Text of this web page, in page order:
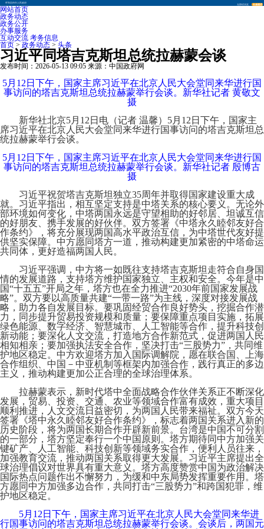
呼和浩特市人民政府
无障碍浏览 长者模式
网站首页
政务动态
政务公开
办事服务
互动交流 考务信息
首页 > 政务动态 > 头条
习近平同塔吉克斯坦总统拉赫蒙会谈
发布时间：2026-05-13 09:05 来源：中国政府网
5月12日下午，国家主席习近平在北京人民大会堂同来华进行国
事访问的塔吉克斯坦总统拉赫蒙举行会谈。新华社记者 黄敬文
摄
新华社北京5月12日电（记者 温馨）5月12日下午，国家主
席习近平在北京人民大会堂同来华进行国事访问的塔吉克斯坦总
统拉赫蒙举行会谈。
5月12日下午，国家主席习近平在北京人民大会堂同来华进行国
事访问的塔吉克斯坦总统拉赫蒙举行会谈。新华社记者 殷博古
摄
习近平祝贺塔吉克斯坦独立35周年并取得国家建设重大成
就。习近平指出，相互坚定支持是中塔关系的核心要义。无论外
部环境如何变化，中塔两国永远是守望相助的好邻居、坦诚互信
的好朋友、携手发展的好伙伴。双方签署《中塔永久睦邻友好合
作条约》，将充分展现两国高水平政治互信，为中塔世代友好提
供坚实保障。中方愿同塔方一道，推动构建更加紧密的中塔命运
共同体，更好造福两国人民。
习近平强调，中方将一如既往支持塔吉克斯坦走符合自身国
情的发展道路，支持塔方维护国家独立、主权和安全。今年是中
国“十五五”开局之年，塔方也在全力推进“2030年前国家发展战
略”。双方要以高质量共建“一带一路”为主线，深度对接发展战
略，助力各自发展目标。要巩固经贸合作良好势头，挖掘合作潜
力，同步提升贸易投资规模和质量；要保障重点项目实施，拓展
绿色能源、数字经济、智慧城市、人工智能等合作，提升科技创
新动能；要深化人文交流，打造地方合作新范式，促进两国人民
相知相亲；要加强执法安全合作，坚决打击“三股势力”，共同维
护地区稳定。中方欢迎塔方加入国际调解院，愿在联合国、上海
合作组织、中国－中亚机制等框架内加强合作，践行真正的多边
主义，推动构建更加公正合理的全球治理体系。
拉赫蒙表示，新时代塔中全面战略合作伙伴关系正不断深化
发展，贸易、投资、交通、农业等领域合作富有成效，重大项目
顺利推进，人文交流日益密切，为两国人民带来福祉。双方今天
签署《塔中永久睦邻友好合作条约》，标志着两国关系进入新的
历史阶段，将为两国长期合作开辟新前景。台湾是中国不可分割
的一部分，塔方坚定奉行一个中国原则。塔方期待同中方加强关
键矿产、人工智能、科技创新等领域务实合作，便利人员往来，
加强教育交流，推动两国关系取得更大发展。习近平主席提出全
球治理倡议对世界具有重大意义。塔方高度赞赏中国为政治解决
国际热点问题作出不懈努力，为缓和中东局势发挥重要作用。塔
方愿同中方加强多边合作，共同打击“三股势力”和跨国犯罪，维
护地区稳定。
5月12日下午，国家主席习近平在北京人民大会堂同来华进
行国事访问的塔吉克斯坦总统拉赫蒙举行会谈。会谈后，两国元